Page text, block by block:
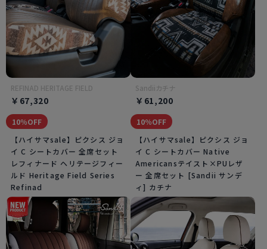
REFINAD HERITAGE FIELD
￥67,320
10％OFF
【ハイサマsale】ピクシス ジョ
イ C シートカバー 全席セット
レフィナード ヘリテージフィー
ルド Heritage Field Series
Refinad
Sandiiカチナ
￥61,200
10％OFF
【ハイサマsale】ピクシス ジョ
イ C シートカバー Native
Americansテイスト×PUレザ
ー 全席セット [Sandii サンデ
ィ] カチナ